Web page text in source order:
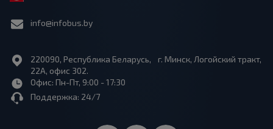
info@infobus.by
220090, Республика Беларусь, г. Минск, Логойский тракт,
22А, офис 302.
Офис: Пн-Пт, 9:00 - 17:30
Поддержка: 24/7